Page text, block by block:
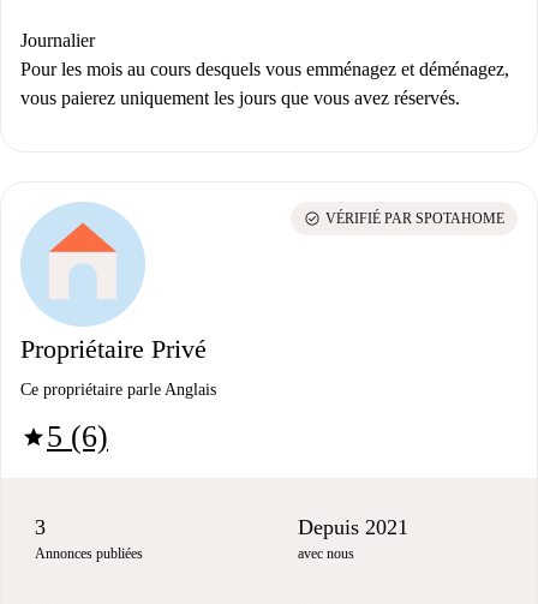
Journalier
Pour les mois au cours desquels vous emménagez et déménagez,
vous paierez uniquement les jours que vous avez réservés.
Propriétaire Privé
Ce propriétaire parle Anglais
star5 (6)
check_circle VÉRIFIÉ PAR SPOTAHOME
3
Annonces publiées
Depuis 2021
avec nous